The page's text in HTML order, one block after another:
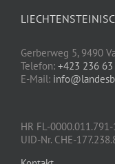
Gerberweg 5, 9490
Telefon: +423 236 63
E-Mail:
HR FL-0000.011.791-
UID-Nr. CHE-